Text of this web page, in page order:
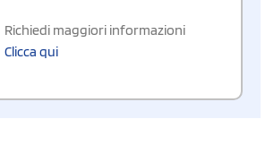
Richiedi maggiori informazioni
Clicca qui